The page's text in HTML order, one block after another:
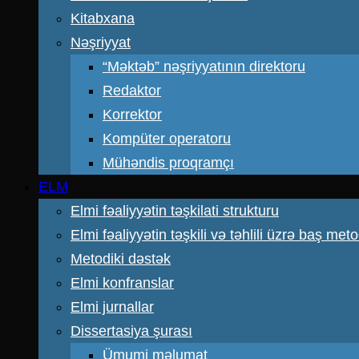
Kitabxana
Nəşriyyat
“Məktəb” nəşriyyatının direktoru
Redaktor
Korrektor
Kompüter operatoru
Mühəndis proqramçı
ELM
Elmi fəaliyyətin təşkilati strukturu
Elmi fəaliyyətin təşkili və təhlili üzrə baş
Metodiki dəstək
Elmi konfranslar
Elmi jurnallar
Dissertasiya şurası
Ümumi məlumat